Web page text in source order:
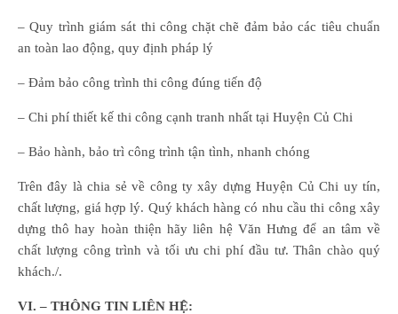
– Quy trình giám sát thi công chặt chẽ đảm bảo các tiêu chuẩn
an toàn lao động, quy định pháp lý
– Đảm bảo công trình thi công đúng tiến độ
– Chi phí thiết kế thi công cạnh tranh nhất tại Huyện Củ Chi
– Bảo hành, bảo trì công trình tận tình, nhanh chóng
Trên đây là chia sẻ về công ty xây dựng Huyện Củ Chi uy tín,
chất lượng, giá hợp lý. Quý khách hàng có nhu cầu thi công xây
dựng thô hay hoàn thiện hãy liên hệ Văn Hưng để an tâm về
chất lượng công trình và tối ưu chi phí đầu tư. Thân chào quý
khách./.
VI. – THÔNG TIN LIÊN HỆ: